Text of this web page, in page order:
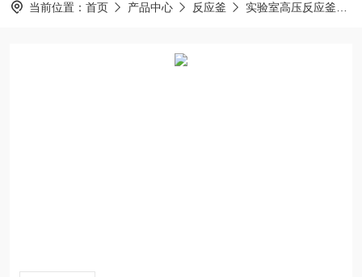
当前位置： 首页 产品中心 反应釜 实验室高压反应釜